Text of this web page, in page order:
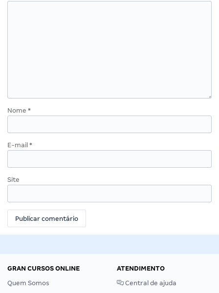
Nome *
E-mail *
Site
GRAN CURSOS ONLINE
Quem Somos
ATENDIMENTO
Central de ajuda